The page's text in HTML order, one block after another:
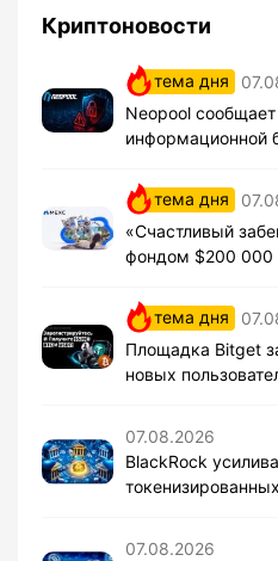
Криптоновости
тема дня
Neopool
информационной
тема дня
«Счастливый
фондом $200 000
тема дня
Площадка Bitget
новых
07.08.2026
BlackRock
07.08.2026